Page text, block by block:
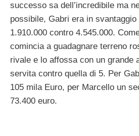
successo sa dell’incredibile ma
possibile, Gabri era in
1.910.000 contro 4.545.000.
comincia a guadagnare terreno
rivale e lo affossa con un grande
servita contro quella di 5. Per
105 mila Euro, per Marcello un
73.400 euro.